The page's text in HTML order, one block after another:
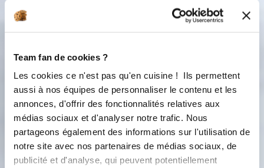
Team fan de cookies ?
Les cookies ce n'est pas qu'en cuisine ! Ils permettent
aussi à nos équipes de personnaliser le contenu et les
annonces, d'offrir des fonctionnalités relatives aux
médias sociaux et d'analyser notre trafic. Nous
partageons également des informations sur l'utilisation de
notre site avec nos partenaires de médias sociaux, de
publicité et d'analyse, qui peuvent potentiellement
5 étapes